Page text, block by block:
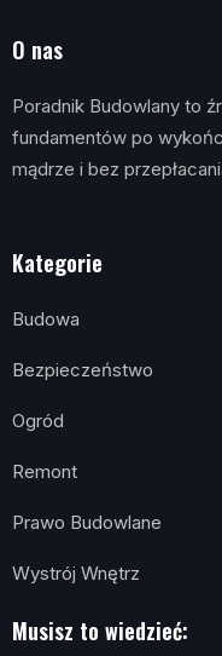
O nas
Poradnik Budowlany to
fundamentów po
mądrze i bez
Kategorie
Budowa
Bezpieczeństwo
Ogród
Remont
Prawo Budowlane
Wystrój Wnętrz
Musisz to wiedzieć: